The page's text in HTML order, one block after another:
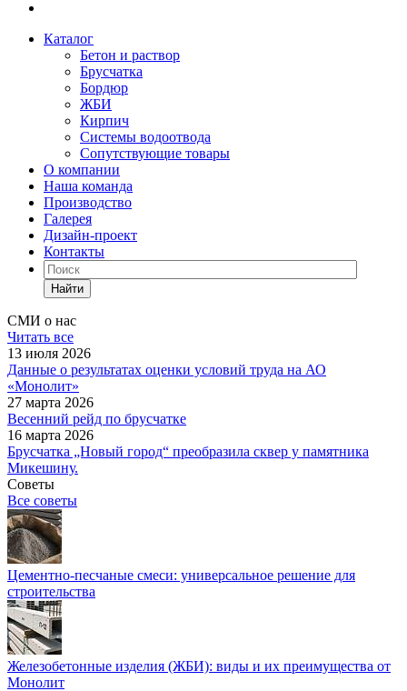
Каталог
Бетон и раствор
Брусчатка
Бордюр
ЖБИ
Кирпич
Системы водоотвода
Сопутствующие товары
О компании
Наша команда
Производство
Галерея
Дизайн-проект
Контакты
Найти
СМИ о нас
Читать все
13 июля 2026
Данные о результатах оценки условий труда на АО
«Монолит»
27 марта 2026
Весенний рейд по брусчатке
16 марта 2026
Брусчатка „Новый город“ преобразила сквер у памятника
Микешину.
Советы
Все советы
Цементно-песчаные смеси: универсальное решение для
строительства
Железобетонные изделия (ЖБИ): виды и их преимущества от
Монолит